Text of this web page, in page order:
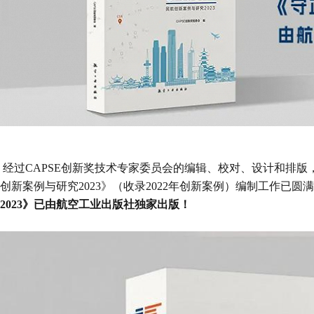
经过CAPSE创新奖技术专家委员会的编辑、校对、设计和排
创新案例与研究2023》（收录2022年创新案例）编制工作已圆
2023》已由航空工业出版社独家出版！